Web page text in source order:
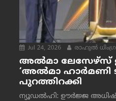
Jul 24, 2026 രാഹുല്‍ ധിംഗ്ര
അൽമാ ലേസേഴ്സ്
‘അൽമാ ഹാർമണി
പുറത്തിറക്കി
ന്യൂഡൽഹി: ഊർജ്ജ